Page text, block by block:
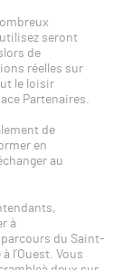
seront
de
réelles sur
le loisir
Partenaires.
de
en
au
à
du Saint-
l’Ouest. Vous